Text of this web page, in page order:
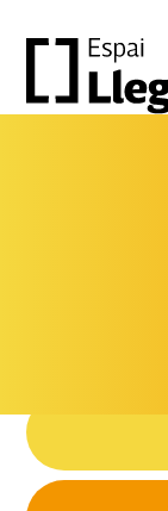
FESTIVAL
I